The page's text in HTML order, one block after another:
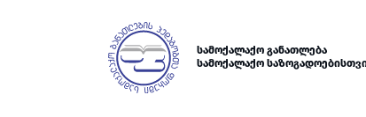
სამოქალაქო განათლება
სამოქალაქო